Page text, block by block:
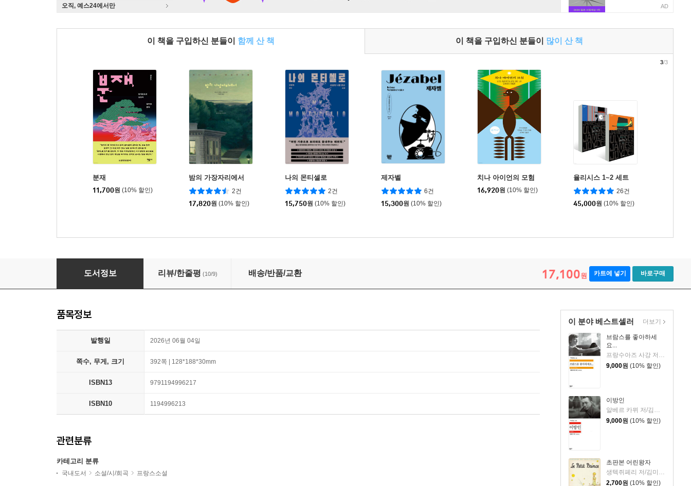
오직, 예스24에서만
AD
이 책을 구입하신 분들이 함께 산 책 이 책을 구입하신 분들이 많이 산 책
분재
11,700원 (10% 할인)
밤의 가장자리에서
2건
17,820원 (10% 할인)
나의 몬티셀로
2건
15,750원 (10% 할인)
제자벨
6건
15,300원 (10% 할인)
치나 아이언의 모험
16,920원 (10% 할인)
율리시스 1~2 세트
26건
45,000원 (10% 할인)
3/3
재규어의 꿈
도서정보 리뷰/한줄평 (10/9) 배송/반품/교환 17,100원 카트에 넣기 바로구매
이 분야 베스트셀러
브람스를 좋아하세
요...
9,000원 (10% 할인)
이방인
9,000원 (10% 할인)
초판본 어린왕자
2,700원 (10% 할인)
더보기
품목정보
발행일 2026년 06월 04일
쪽수, 무게, 크기 392쪽 | 128*188*30mm
ISBN13 9791194996217
ISBN10 1194996213
관련분류
카테고리 분류
국내도서 소설/시/희곡 프랑스소설